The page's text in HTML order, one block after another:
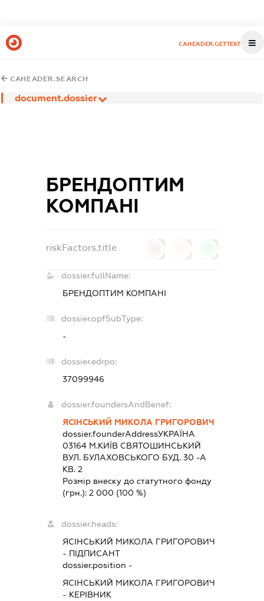
CAHEADER.GETTEST
CAHEADER.SEARCH
document.dossier
БРЕНДОПТИМ
КОМПАНІ
riskFactors.title
dossier.fullName:
БРЕНДОПТИМ КОМПАНІ
dossier.opfSubType:
-
dossier.edrpo:
37099946
dossier.foundersAndBenef:
ЯСІНСЬКИЙ МИКОЛА ГРИГОРОВИЧ
dossier.founderAddressУКРАЇНА
03164 М.КИЇВ СВЯТОШИНСЬКИЙ
ВУЛ. БУЛАХОВСЬКОГО БУД. 30 -А
КВ. 2
Розмір внеску до статутного фонду
(грн.):2 000 (100 %)
dossier.heads:
ЯСІНСЬКИЙ МИКОЛА ГРИГОРОВИЧ
- ПІДПИСАНТ
dossier.position -
ЯСІНСЬКИЙ МИКОЛА ГРИГОРОВИЧ
- КЕРІВНИК